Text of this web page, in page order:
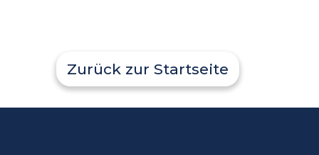
Zurück zur Startseite